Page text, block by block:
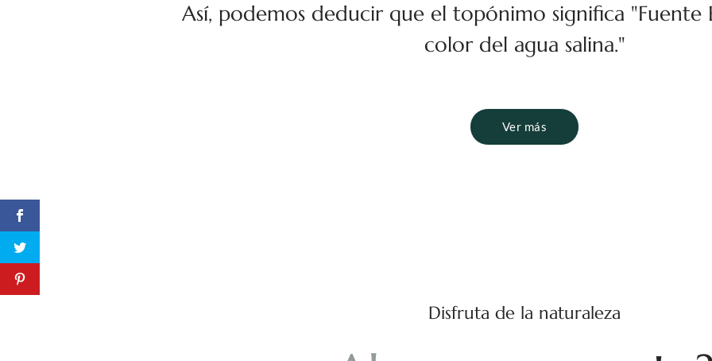
Así, podemos deducir que el topónimo significa "Fuente
color del agua salina."
Ver más
Disfruta de la naturaleza